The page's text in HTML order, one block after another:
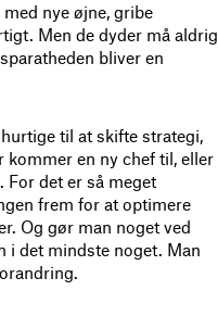
nye øjne, gribe
Men de dyder må aldrig
bliver en
til at skifte strategi,
kommer en ny chef til, eller
For det er så meget
frem for at optimere
Og gør man noget ved
i det mindste noget. Man